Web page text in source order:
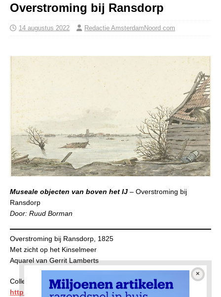
Overstroming bij Ransdorp
14 augustus 2022 Redactie AmsterdamNoord com
Museale objecten van boven het IJ – Overstroming bij
Ransdorp
Door: Ruud Borman
Overstroming bij Ransdorp, 1825
Met zicht op het Kinselmeer
Aquarel van Gerrit Lamberts
Collectie
Rijksmuseum
http://hdl.handle.net/10934/RM0001.COLLECT.230845